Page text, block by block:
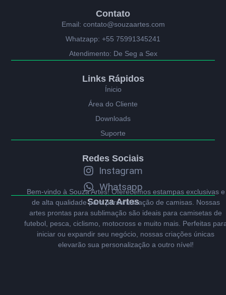
Souza Artes
Bem-vindo à Souza Artes! Oferecemos estampas exclusivas e
de alta qualidade para personalização de camisas. Nossas
artes prontas para sublimação são ideais para camisetas de
futebol, pesca, ciclismo, motocross e muito mais. Perfeitas
iniciar ou expandir seu negócio, nossas criações únicas
elevarão sua personalização a outro nível!
Contato
Email: contato@souzaartes.com
Whatzapp: +55 75991345241
Atendimento: De Seg a Sex
Redes Sociais
Instagram
Whatsapp
Links Rápidos
Ínicio
Área do Cliente
Downloads
Suporte